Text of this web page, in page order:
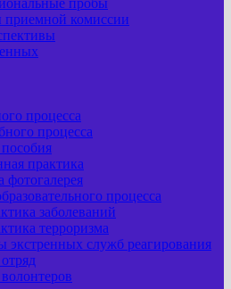
пробы
приемной комиссии
процесса
процесса
практика
фотогалерея
процесса
заболеваний
терроризма
экстренных служб реагирования